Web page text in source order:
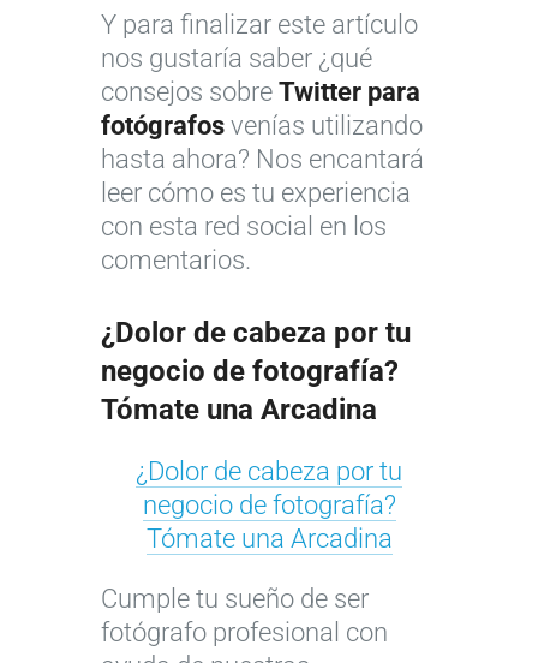
Y para finalizar este artículo
nos gustaría saber ¿qué
consejos sobre Twitter para
fotógrafos venías utilizando
hasta ahora? Nos encantará
leer cómo es tu experiencia
con esta red social en los
comentarios.
¿Dolor de cabeza por tu
negocio de fotografía?
Tómate una Arcadina
¿Dolor de cabeza por tu
negocio de fotografía?
Tómate una Arcadina
Cumple tu sueño de ser
fotógrafo profesional con
I
n
s
t
a
r
a
p
r
a
f
ó
¿
T
u
e
t
l
l
e
n
r
o
o
g
r
f
í
8
+
1
e
t